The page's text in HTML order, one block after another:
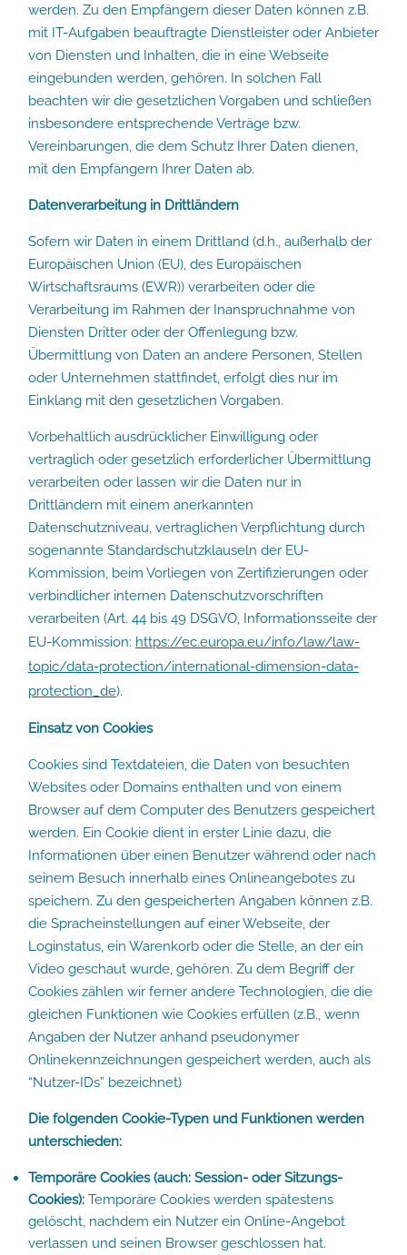
werden. Zu den Empfängern dieser Daten können z.B.
mit IT-Aufgaben beauftragte Dienstleister oder Anbieter
von Diensten und Inhalten, die in eine Webseite
eingebunden werden, gehören. In solchen Fall
beachten wir die gesetzlichen Vorgaben und schließen
insbesondere entsprechende Verträge bzw.
Vereinbarungen, die dem Schutz Ihrer Daten dienen,
mit den Empfängern Ihrer Daten ab.
Datenverarbeitung in Drittländern
Sofern wir Daten in einem Drittland (d.h., außerhalb der
Europäischen Union (EU), des Europäischen
Wirtschaftsraums (EWR)) verarbeiten oder die
Verarbeitung im Rahmen der Inanspruchnahme von
Diensten Dritter oder der Offenlegung bzw.
Übermittlung von Daten an andere Personen, Stellen
oder Unternehmen stattfindet, erfolgt dies nur im
Einklang mit den gesetzlichen Vorgaben.
Vorbehaltlich ausdrücklicher Einwilligung oder
vertraglich oder gesetzlich erforderlicher Übermittlung
verarbeiten oder lassen wir die Daten nur in
Drittländern mit einem anerkannten
Datenschutzniveau, vertraglichen Verpflichtung durch
sogenannte Standardschutzklauseln der EU-
Kommission, beim Vorliegen von Zertifizierungen oder
verbindlicher internen Datenschutzvorschriften
verarbeiten (Art. 44 bis 49 DSGVO, Informationsseite der
EU-Kommission: https://ec.europa.eu/info/law/law-
topic/data-protection/international-dimension-data-
protection_de).
Einsatz von Cookies
Cookies sind Textdateien, die Daten von besuchten
Websites oder Domains enthalten und von einem
Browser auf dem Computer des Benutzers gespeichert
werden. Ein Cookie dient in erster Linie dazu, die
Informationen über einen Benutzer während oder nach
seinem Besuch innerhalb eines Onlineangebotes zu
speichern. Zu den gespeicherten Angaben können z.B.
die Spracheinstellungen auf einer Webseite, der
Loginstatus, ein Warenkorb oder die Stelle, an der ein
Video geschaut wurde, gehören. Zu dem Begriff der
Cookies zählen wir ferner andere Technologien, die die
gleichen Funktionen wie Cookies erfüllen (z.B., wenn
Angaben der Nutzer anhand pseudonymer
Onlinekennzeichnungen gespeichert werden, auch als
“Nutzer-IDs” bezeichnet)
Die folgenden Cookie-Typen und Funktionen werden
unterschieden:
Temporäre Cookies (auch: Session- oder Sitzungs-
Cookies): Temporäre Cookies werden spätestens
gelöscht, nachdem ein Nutzer ein Online-Angebot
verlassen und seinen Browser geschlossen hat.